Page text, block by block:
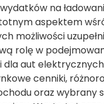
na
aspektem
możliwości
rolę w
dla aut
cenniki,
oraz wybrany